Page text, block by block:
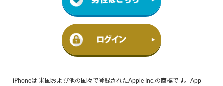
iPhoneは 米国および他の国々で登録されたApple Inc.の商標です。App